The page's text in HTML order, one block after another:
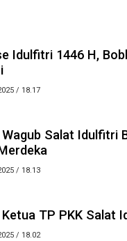
Idulfitri 1446 H,
/ 18.17
Wagub Salat Idulfitri
/ 18.13
TP PKK Salat
/ 18.02